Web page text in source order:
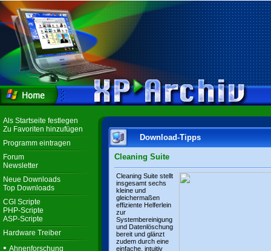
Als Startseite festlegen
Zu Favoriten hinzufügen
Programm eintragen
Forum
Newsletter
Neue Downloads
Top Downloads
CGI Scripte
PHP-Scripte
ASP-Scripte
Hardware Treiber
• Ahnenforschung
Download-Tipps
Cleaning Suite
Cleaning Suite stellt
insgesamt sechs
kleine und
gleichermaßen
effiziente Helferlein
zur
Systembereinigung
und Datenlöschung
bereit und glänzt
zudem durch eine
einfache, intuitiv